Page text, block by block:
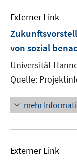
Externer Link
von sozial
Universität
Quelle:
mehr
Externer Link